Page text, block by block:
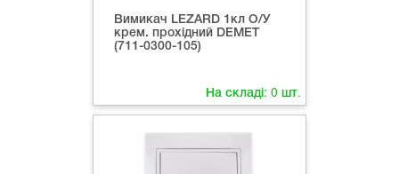
Вимикач LEZARD 1кл О/У
крем. прохідний DEMET
(711-0300-105)
На складі: 0 шт.